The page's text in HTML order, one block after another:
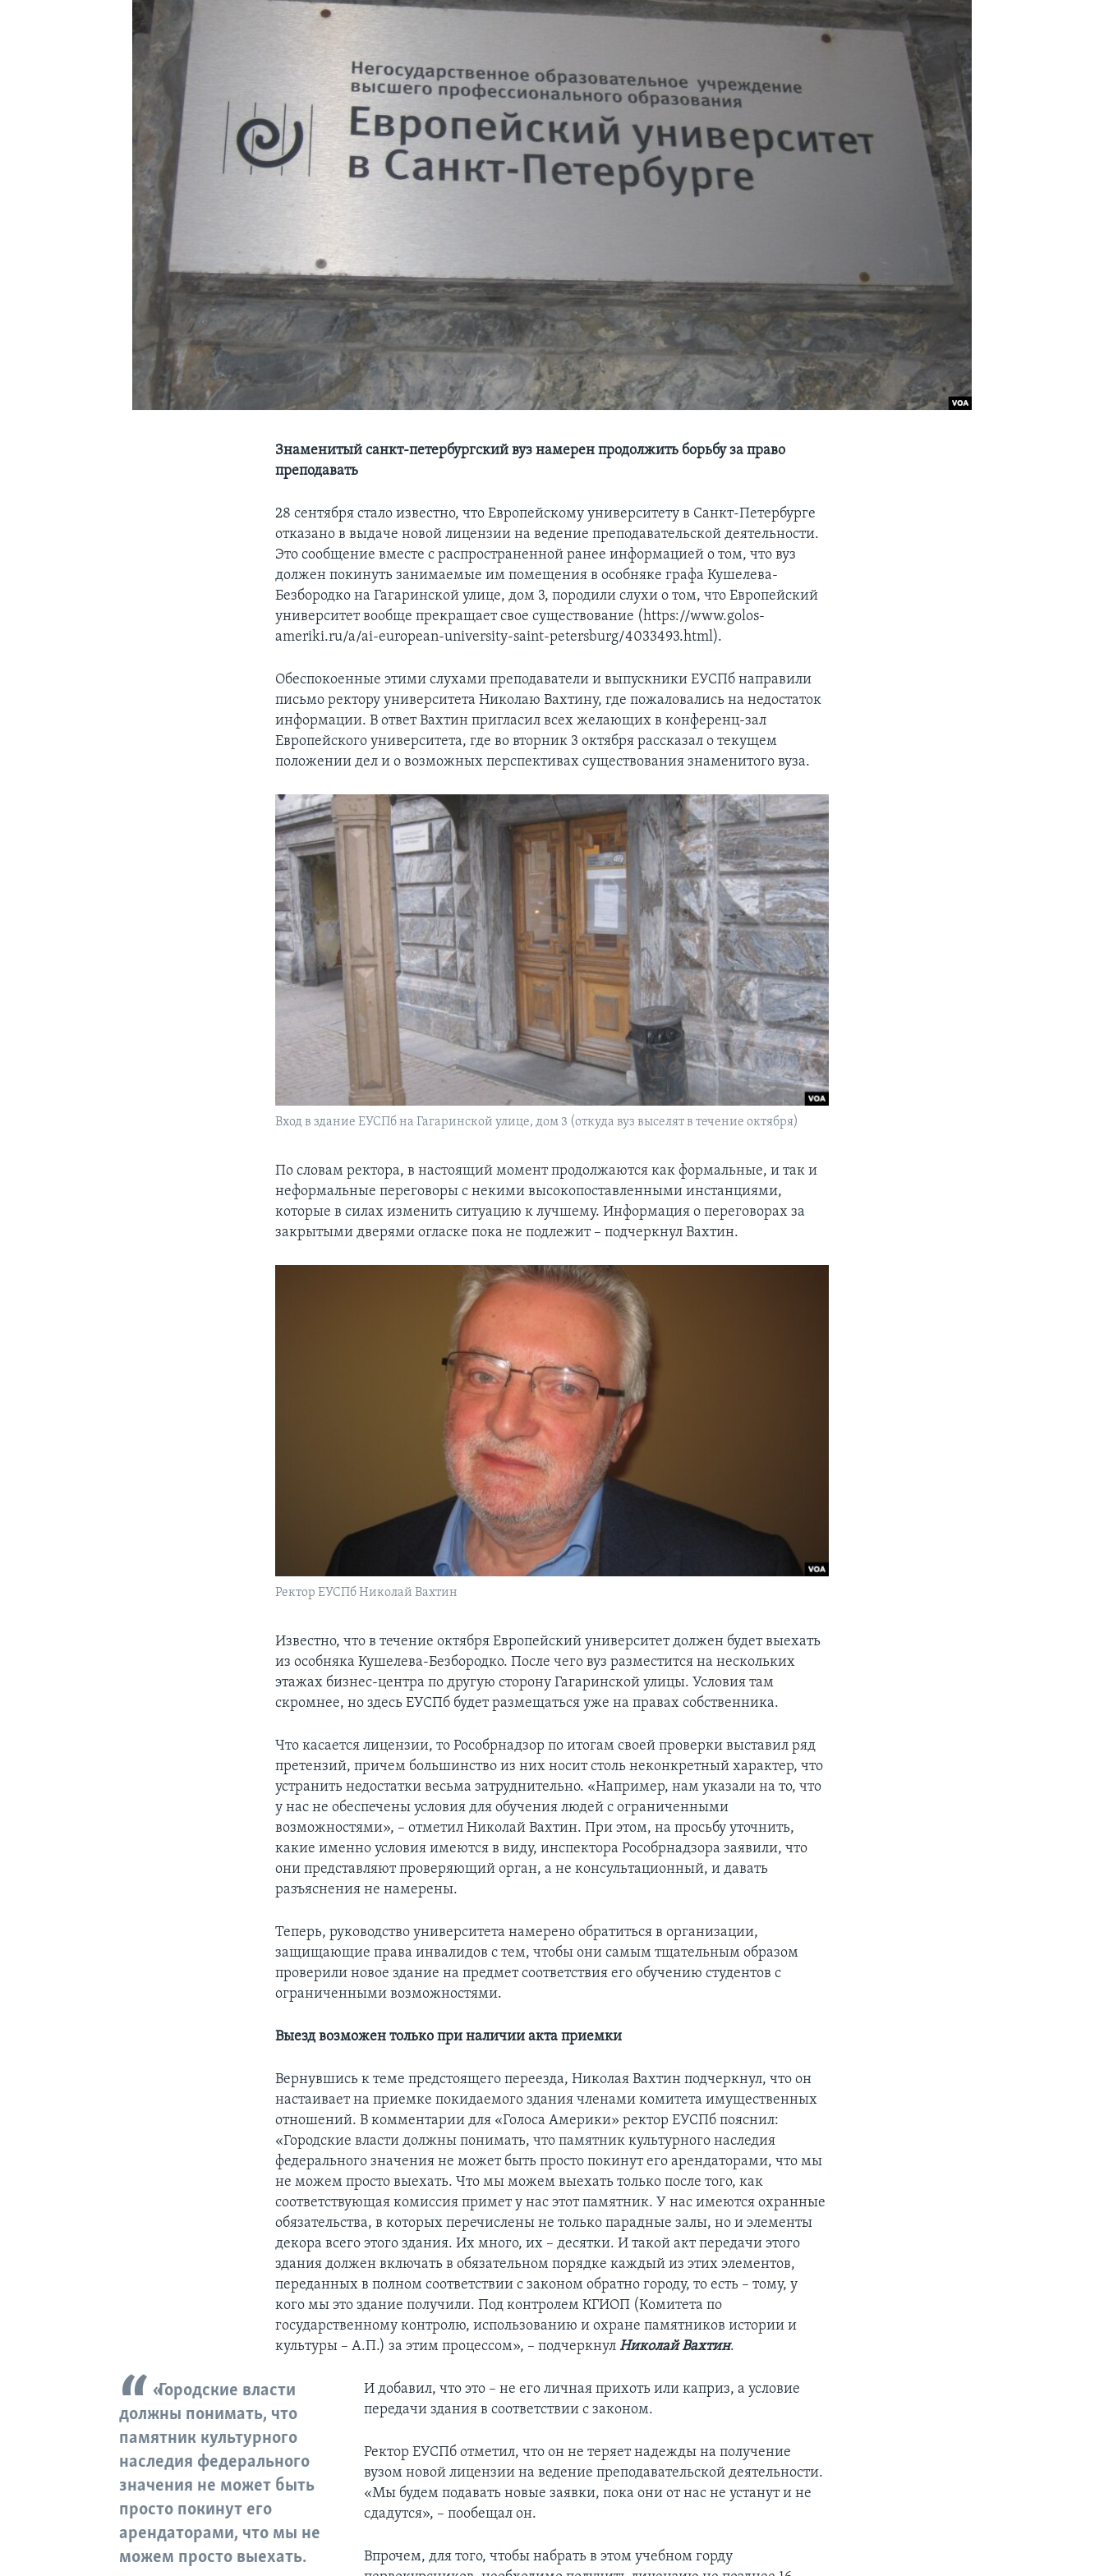
Знаменитый санкт-петербургский вуз намерен продолжить борьбу за право
преподавать
28 сентября стало известно, что Европейскому университету в Санкт-Петербурге
отказано в выдаче новой лицензии на ведение преподавательской деятельности.
Это сообщение вместе с распространенной ранее информацией о том, что вуз
должен покинуть занимаемые им помещения в особняке графа Кушелева-
Безбородко на Гагаринской улице, дом 3, породили слухи о том, что Европейский
университет вообще прекращает свое существование (https://www.golos-
ameriki.ru/a/ai-european-university-saint-petersburg/4033493.html).
Обеспокоенные этими слухами преподаватели и выпускники ЕУСПб направили
письмо ректору университета Николаю Вахтину, где пожаловались на недостаток
информации. В ответ Вахтин пригласил всех желающих в конференц-зал
Европейского университета, где во вторник 3 октября рассказал о текущем
положении дел и о возможных перспективах существования знаменитого вуза.
Вход в здание ЕУСПб на Гагаринской улице, дом 3 (откуда вуз выселят в течение октября)
По словам ректора, в настоящий момент продолжаются как формальные, и так и
неформальные переговоры с некими высокопоставленными инстанциями,
которые в силах изменить ситуацию к лучшему. Информация о переговорах за
закрытыми дверями огласке пока не подлежит – подчеркнул Вахтин.
Ректор ЕУСПб Николай Вахтин
Известно, что в течение октября Европейский университет должен будет выехать
из особняка Кушелева-Безбородко. После чего вуз разместится на нескольких
этажах бизнес-центра по другую сторону Гагаринской улицы. Условия там
скромнее, но здесь ЕУСПб будет размещаться уже на правах собственника.
Что касается лицензии, то Рособрнадзор по итогам своей проверки выставил ряд
претензий, причем большинство из них носит столь неконкретный характер, что
устранить недостатки весьма затруднительно. «Например, нам указали на то, что
у нас не обеспечены условия для обучения людей с ограниченными
возможностями», – отметил Николай Вахтин. При этом, на просьбу уточнить,
какие именно условия имеются в виду, инспектора Рособрнадзора заявили, что
они представляют проверяющий орган, а не консультационный, и давать
разъяснения не намерены.
Теперь, руководство университета намерено обратиться в организации,
защищающие права инвалидов с тем, чтобы они самым тщательным образом
проверили новое здание на предмет соответствия его обучению студентов с
ограниченными возможностями.
Выезд возможен только при наличии акта приемки
Вернувшись к теме предстоящего переезда, Николая Вахтин подчеркнул, что он
настаивает на приемке покидаемого здания членами комитета имущественных
отношений. В комментарии для «Голоса Америки» ректор ЕУСПб пояснил:
«Городские власти должны понимать, что памятник культурного наследия
федерального значения не может быть просто покинут его арендаторами, что мы
не можем просто выехать. Что мы можем выехать только после того, как
соответствующая комиссия примет у нас этот памятник. У нас имеются охранные
обязательства, в которых перечислены не только парадные залы, но и элементы
декора всего этого здания. Их много, их – десятки. И такой акт передачи этого
здания должен включать в обязательном порядке каждый из этих элементов,
переданных в полном соответствии с законом обратно городу, то есть – тому, у
кого мы это здание получили. Под контролем КГИОП (Комитета по
государственному контролю, использованию и охране памятников истории и
культуры – А.П.) за этим процессом», – подчеркнулНиколай Вахтин.
«Городские власти
должны понимать, что
памятник культурного
наследия федерального
значения не может быть
просто покинут его
арендаторами, что мы не
можем просто выехать.
И добавил, что это – не его личная прихоть или каприз, а условие
передачи здания в соответствии с законом.
Ректор ЕУСПб отметил, что он не теряет надежды на получение
вузом новой лицензии на ведение преподавательской деятельности.
«Мы будем подавать новые заявки, пока они от нас не устанут и не
сдадутся», – пообещал он.
Впрочем, для того, чтобы набрать в этом учебном горду